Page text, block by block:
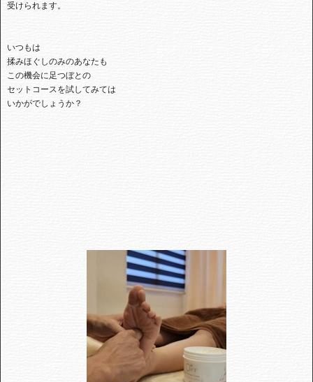
受けられます。
いつもは
揉みほぐしのみのあなたも
この機会に足つぼとの
セットコースを試してみては
いかがでしょうか？